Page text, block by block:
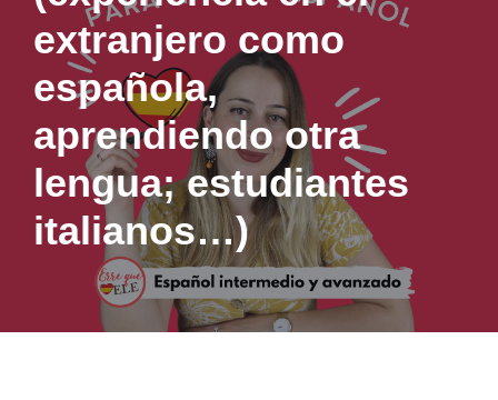
extranjero como
española,
aprendiendo otra
lengua; estudiantes
italianos…)